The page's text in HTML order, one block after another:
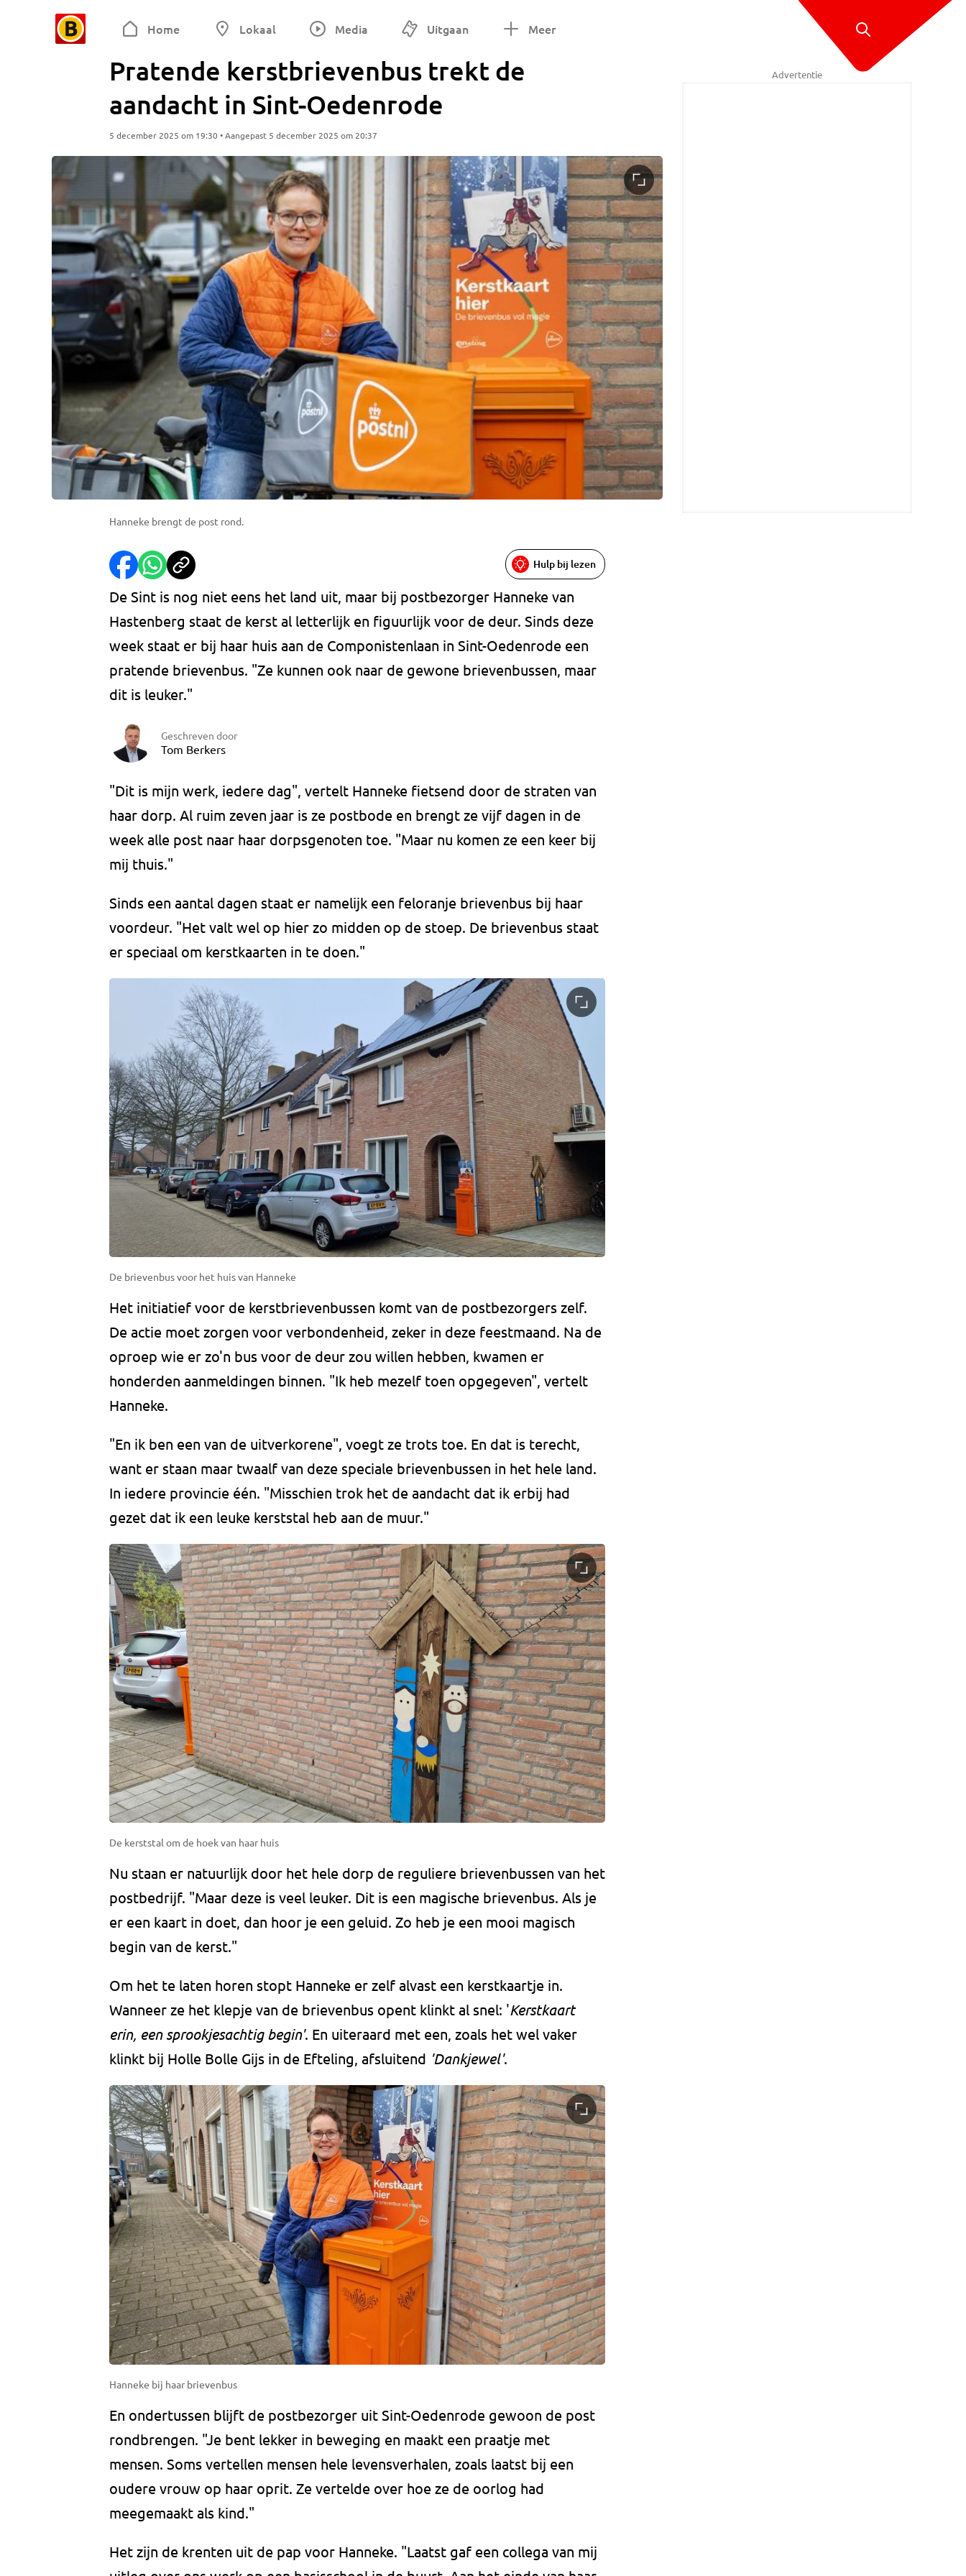
Home Lokaal Media Uitgaan Meer
Pratende kerstbrievenbus trekt de
aandacht in Sint-Oedenrode
5 december 2025 om 19:30 • Aangepast 5 december 2025 om 20:37
Hanneke brengt de post rond.
Hulp bij lezen
De Sint is nog niet eens het land uit, maar bij postbezorger Hanneke van
Hastenberg staat de kerst al letterlijk en figuurlijk voor de deur. Sinds deze
week staat er bij haar huis aan de Componistenlaan in Sint-Oedenrode een
pratende brievenbus. "Ze kunnen ook naar de gewone brievenbussen, maar
dit is leuker."
Geschreven door
Tom Berkers
"Dit is mijn werk, iedere dag", vertelt Hanneke fietsend door de straten van
haar dorp. Al ruim zeven jaar is ze postbode en brengt ze vijf dagen in de
week alle post naar haar dorpsgenoten toe. "Maar nu komen ze een keer bij
mij thuis."
Sinds een aantal dagen staat er namelijk een feloranje brievenbus bij haar
voordeur. "Het valt wel op hier zo midden op de stoep. De brievenbus staat
er speciaal om kerstkaarten in te doen."
De brievenbus voor het huis van Hanneke
Het initiatief voor de kerstbrievenbussen komt van de postbezorgers zelf.
De actie moet zorgen voor verbondenheid, zeker in deze feestmaand. Na de
oproep wie er zo'n bus voor de deur zou willen hebben, kwamen er
honderden aanmeldingen binnen. "Ik heb mezelf toen opgegeven", vertelt
Hanneke.
"En ik ben een van de uitverkorene", voegt ze trots toe. En dat is terecht,
want er staan maar twaalf van deze speciale brievenbussen in het hele land.
In iedere provincie één. "Misschien trok het de aandacht dat ik erbij had
gezet dat ik een leuke kerststal heb aan de muur."
De kerststal om de hoek van haar huis
Nu staan er natuurlijk door het hele dorp de reguliere brievenbussen van het
postbedrijf. "Maar deze is veel leuker. Dit is een magische brievenbus. Als je
er een kaart in doet, dan hoor je een geluid. Zo heb je een mooi magisch
begin van de kerst."
Om het te laten horen stopt Hanneke er zelf alvast een kerstkaartje in.
Wanneer ze het klepje van de brievenbus opent klinkt al snel: 'Kerstkaart
erin, een sprookjesachtig begin'. En uiteraard met een, zoals het wel vaker
klinkt bij Holle Bolle Gijs in de Efteling, afsluitend 'Dankjewel'.
Hanneke bij haar brievenbus
En ondertussen blijft de postbezorger uit Sint-Oedenrode gewoon de post
rondbrengen. "Je bent lekker in beweging en maakt een praatje met
mensen. Soms vertellen mensen hele levensverhalen, zoals laatst bij een
oudere vrouw op haar oprit. Ze vertelde over hoe ze de oorlog had
meegemaakt als kind."
Het zijn de krenten uit de pap voor Hanneke. "Laatst gaf een collega van mij
Advertentie